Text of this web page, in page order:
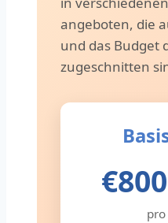
angeboten, die
und das Budget
zugeschnitten